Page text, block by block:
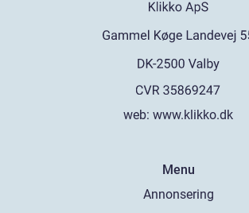
web: www.klikko.dk
Menu
Annonsering